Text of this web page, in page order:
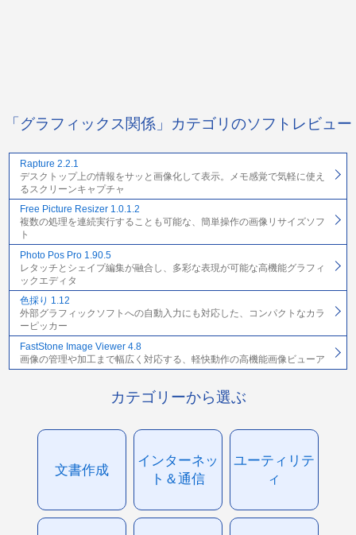
「グラフィックス関係」カテゴリのソフトレビュー
Rapture 2.2.1
デスクトップ上の情報をサッと画像化して表示。メモ感覚で気軽に使え
るスクリーンキャプチャ
Free Picture Resizer 1.0.1.2
複数の処理を連続実行することも可能な、簡単操作の画像リサイズソフ
ト
Photo Pos Pro 1.90.5
レタッチとシェイプ編集が融合し、多彩な表現が可能な高機能グラフィ
ックエディタ
色採り 1.12
外部グラフィックソフトへの自動入力にも対応した、コンパクトなカラ
ーピッカー
FastStone Image Viewer 4.8
画像の管理や加工まで幅広く対応する、軽快動作の高機能画像ビューア
カテゴリーから選ぶ
文書作成
インターネッ
ト＆通信
ユーティリテ
ィ